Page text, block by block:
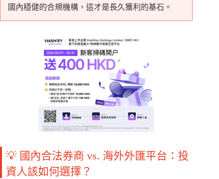
國內穩健的合規機構，這才是長久獲利的基石。
💡 國內合法券商 vs. 海外外匯平台：投
資人該如何選擇？